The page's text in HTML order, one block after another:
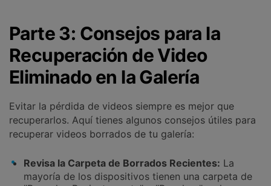
Parte 3: Consejos para la
Recuperación de Video
Eliminado en la Galería
Evitar la pérdida de videos siempre es mejor que
recuperarlos. Aquí tienes algunos consejos útiles para
recuperar videos borrados de tu galería:
Revisa la Carpeta de Borrados Recientes: La
mayoría de los dispositivos tienen una carpeta de